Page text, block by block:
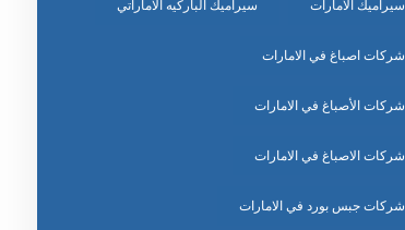
سيراميك الامارات سيراميك الباركيه الاماراتي
شركات اصباغ في الامارات
شركات الأصباغ في الامارات
شركات الاصباغ في الامارات
شركات جبس بورد في الامارات